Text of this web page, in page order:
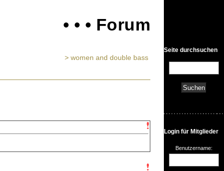
Seite durchsuchen
Login für Mitglieder
Benutzername:
• • • Forum
> women and double bass